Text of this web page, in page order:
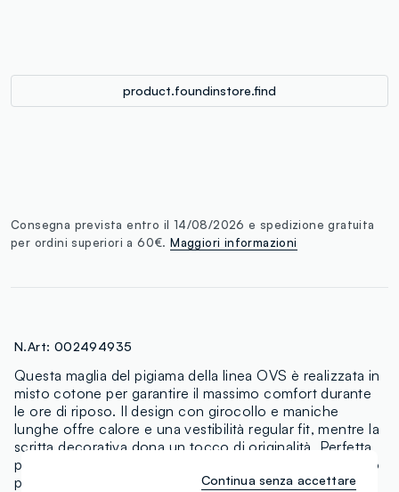
product.foundinstore.find
Consegna prevista entro il 14/08/2026 e spedizione gratuita
per ordini superiori a 60€.Maggiori informazioni
N.Art: 002494935
Questa maglia del pigiama della linea OVS è realizzata in
misto cotone per garantire il massimo comfort durante
le ore di riposo. Il design con girocollo e maniche
lunghe offre calore e una vestibilità regular fit, mentre la
scritta decorativa dona un tocco di originalità. Perfetta
per un sonno piacevole e rilassante, scegli questo capo
per migliorare il tuo relax notturno.Continua senza accettare